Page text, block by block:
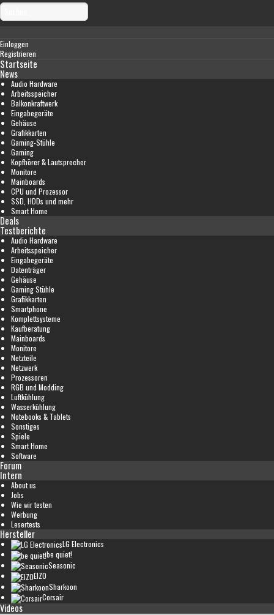
Einloggen
Registrieren
Startseite
News
Audio Hardware
Arbeitsspeicher
Balkonkraftwerk
Eingabegeräte
Gehäuse
Grafikkarten
Gaming-Stühle
Gaming
Kopfhörer & Lautsprecher
Monitore
Mainboards
CPU und Prozessor
SSD, HDDs und mehr
Smart Home
Deals
Testberichte
Audio Hardware
Arbeitsspeicher
Eingabegeräte
Datenträger
Gehäuse
Gaming Stühle
Grafikkarten
Smartphone
Komplettsysteme
Kaufberatung
Mainboards
Monitore
Netzteile
Netzwerk
Prozessoren
RGB und Modding
Luftkühlung
Wasserkühlung
Notebooks & Tablets
Sonstiges
Spiele
Smart Home
Software
Forum
Intern
About us
Jobs
Wie wir testen
Werbung
Lesertests
Hersteller
LG Electronics
be quiet!
Seasonic
EIZO
Sharkoon
Corsair
Videos